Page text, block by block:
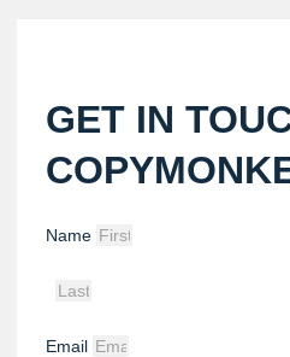
GET IN
Name
Email